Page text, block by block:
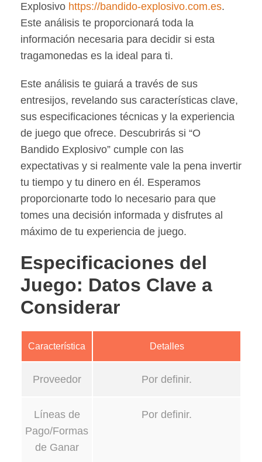
Explosivo https://bandido-explosivo.com.es.
Este análisis te proporcionará toda la
información necesaria para decidir si esta
tragamonedas es la ideal para ti.
Este análisis te guiará a través de sus
entresijos, revelando sus características clave,
sus especificaciones técnicas y la experiencia
de juego que ofrece. Descubrirás si “O
Bandido Explosivo” cumple con las
expectativas y si realmente vale la pena invertir
tu tiempo y tu dinero en él. Esperamos
proporcionarte todo lo necesario para que
tomes una decisión informada y disfrutes al
máximo de tu experiencia de juego.
Especificaciones del
Juego: Datos Clave a
Considerar
Característica Detalles
Proveedor Por definir.
Líneas de
Pago/Formas
de Ganar
Por definir.